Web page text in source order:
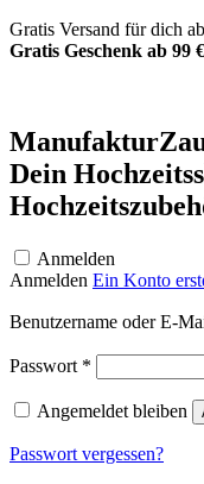
Zum
Inhalt
Gratis Versand für dich
Gratis Geschenk ab 99
Dein
Anmelden
Anmelden Ein Konto
Benutzername oder E-
Passwort *
Angemeldet bleiben
Passwort vergessen?